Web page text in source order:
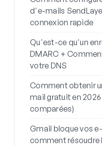
d'e-mails
connexion rapide
Qu'est-ce qu'un
DMARC +
votre DNS
Comment obtenir
mail gratuit en
comparées)
Gmail bloque vos
comment résoudre